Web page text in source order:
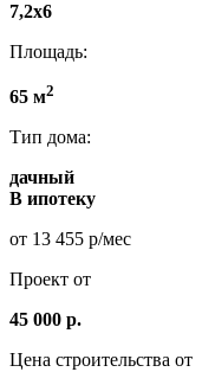
7,2х6
Площадь:
65 м2
Тип дома:
дачный
В ипотеку
от 13 455 р/мес
Проект от
45 000 р.
Цена строительства от